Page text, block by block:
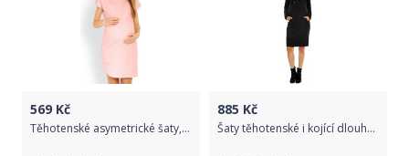
569 Kč
Těhotenské asymetrické šaty, kr. rukáv - sv. růžové, Velikosti těh. moda L/XL
885 Kč
Šaty těhotenské i kojící dlouhý rukáv - S KAPUCÍ černé - Bee MaaMaa velikost XXL